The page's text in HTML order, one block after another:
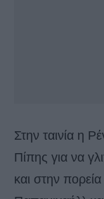
Στην ταινία η
Πίπης για να
και στην